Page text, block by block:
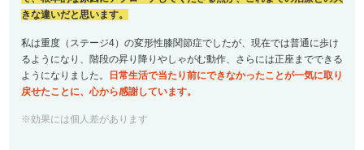
きな違いだと思います。
私は重度（ステージ4）の変形性膝関節症でしたが、現在では普通に歩け
るようになり、階段の昇り降りやしゃがむ動作、さらには正座までできる
ようになりました。
日常生活で当たり前にできなかったことが一気に取り
戻せたことに、心から感謝しています。
※効果には個人差があります